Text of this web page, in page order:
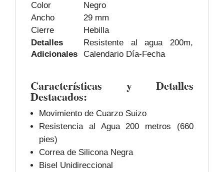
Color
Negro
Ancho
29 mm
Cierre
Hebilla
Detalles
Adicionales
Resistente al agua 200m,
Calendario Día-Fecha
Características y Detalles
Destacados:
Movimiento de Cuarzo Suizo
Resistencia al Agua 200 metros (660
pies)
Correa de Silicona Negra
Bisel Unidireccional